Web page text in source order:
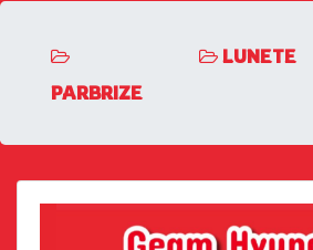
PARBRIZE
LUNETE